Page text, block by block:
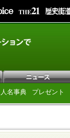
人名事典 プレゼント